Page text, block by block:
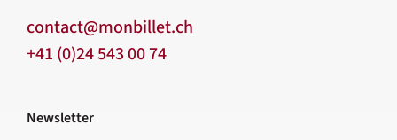
contact@monbillet.ch
+41 (0)24 543 00 74
Newsletter